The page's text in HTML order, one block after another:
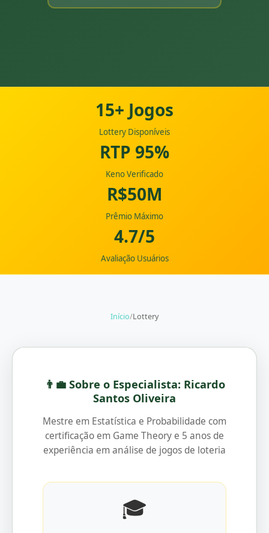
15+ Jogos
Lottery Disponíveis
RTP 95%
Keno Verificado
R$50M
Prêmio Máximo
4.7/5
Avaliação Usuários
Início/Lottery
👨‍💼 Sobre o Especialista: Ricardo
Santos Oliveira
Mestre em Estatística e Probabilidade com
certificação em Game Theory e 5 anos de
experiência em análise de jogos de loteria
🎓